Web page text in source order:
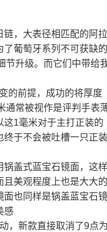
，大表径相匹配的阿
了葡萄牙系列不可获缺
节升级。而它们中带给
的前提，成功的将厚度
通常被视作是评判手表
这1毫米对于主打正装的
终于不会被吐槽一只正
锅盖式蓝宝石镜面，这
且美观程度上也是大大
面也同样是锅盖蓝宝石
感
，新款直接取消了9点